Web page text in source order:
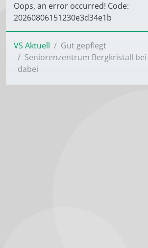
Oops, an error occurred! Code:
20260806151230e3d34e1b
VS Aktuell
Gut gepflegt
Seniorenzentrum Bergkristall
dabei